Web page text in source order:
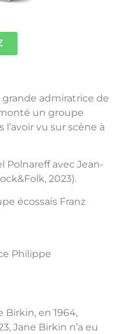
admiratrice de
un groupe
vu sur scène à
Polnareff avec Jean-
2023).
écossais Franz
Philippe
Birkin, en 1964,
Jane Birkin n’a eu